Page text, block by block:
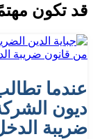
قد تكون
عندما
ضريبة